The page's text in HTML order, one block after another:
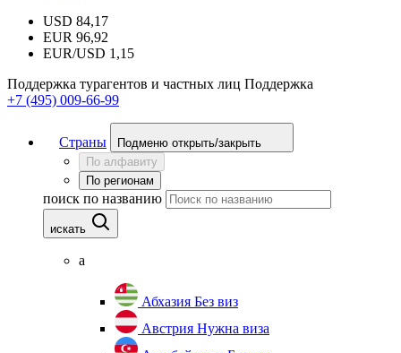
USD 84,17
EUR 96,92
EUR/USD 1,15
Поддержка турагентов и частных лиц Поддержка
+7 (495) 009-66-99
Страны
Подменю открыть/закрыть
По алфавиту
По регионам
поиск по названию
искать
а
Абхазия Без виз
Австрия Нужна виза